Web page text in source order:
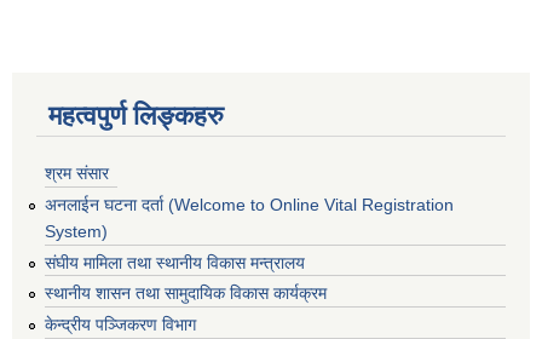
महत्वपुर्ण लिङ्कहरु
श्रम संसार
अनलाईन घटना दर्ता (Welcome to Online Vital Registration
System)
संघीय मामिला तथा स्थानीय विकास मन्त्रालय
स्थानीय शासन तथा सामुदायिक विकास कार्यक्रम
केन्द्रीय पञ्जिकरण विभाग